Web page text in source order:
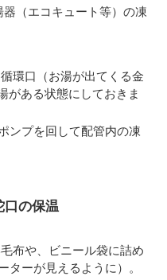
（エコキュート等）の凍
循環口（お湯が出てくる金
がある状態にしておきま
ンプを回して配管内の凍
の保温
布や、ビニール袋に詰め
ターが見えるように）。